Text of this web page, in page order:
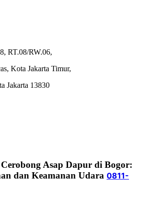
RT.08/RW.06,
Kota Jakarta Timur,
Jakarta 13830
Asap Dapur di Bogor:
dan Keamanan Udara 0811-